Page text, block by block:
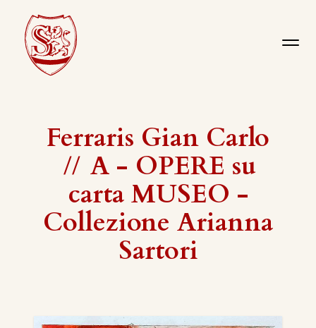
Ferraris Gian Carlo
// A - OPERE su
carta MUSEO -
Collezione Arianna
Sartori